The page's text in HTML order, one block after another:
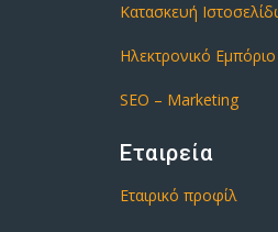
Κατασκευή
Ηλεκτρονικό Εμπόριο
SEO – Marketing
Εταιρεία
Εταιρικό προφίλ